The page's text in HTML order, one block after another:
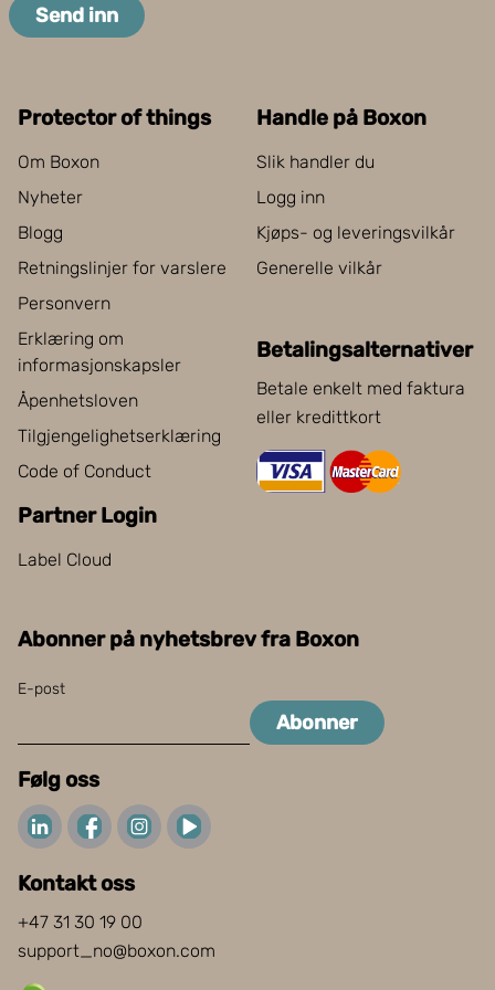
Send inn
Protector of things
Om Boxon
Nyheter
Blogg
Retningslinjer for varslere
Personvern
Erklæring om
informasjonskapsler
Åpenhetsloven
Tilgjengelighetserklæring
Code of Conduct
Partner Login
Label Cloud
Handle på Boxon
Slik handler du
Logg inn
Kjøps- og leveringsvilkår
Generelle vilkår
Betalingsalternativer
Betale enkelt med faktura
eller kredittkort
Abonner på nyhetsbrev fra Boxon
E-post
Abonner
Følg oss
Kontakt oss
+47 31 30 19 00
support_no@boxon.com